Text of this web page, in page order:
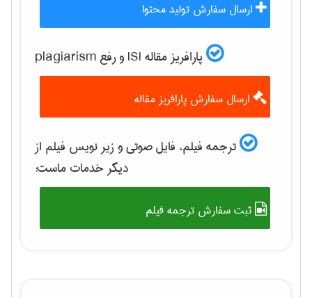
ارسال سفارش تولید محتوا
پارافریز مقاله ISI و رفع plagiarism
ارسال سفارش پارافریز مقاله
ترجمه فیلم، فایل صوتی و زیر نویس فیلم از
دیگر خدمات ماست:
ثبت سفارش ترجمه فیلم